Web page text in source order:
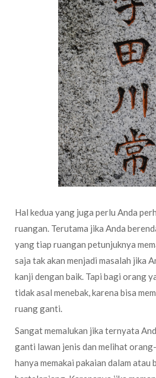
Hal kedua yang juga perlu Anda
ruangan. Terutama jika Anda
yang tiap ruangan petunjuknya
saja tak akan menjadi masalah jika
kanji dengan baik. Tapi bagi orang
tidak asal menebak, karena bisa
ruang ganti.
Sangat memalukan jika ternyata
ganti lawan jenis dan melihat
hanya memakai pakaian dalam atau